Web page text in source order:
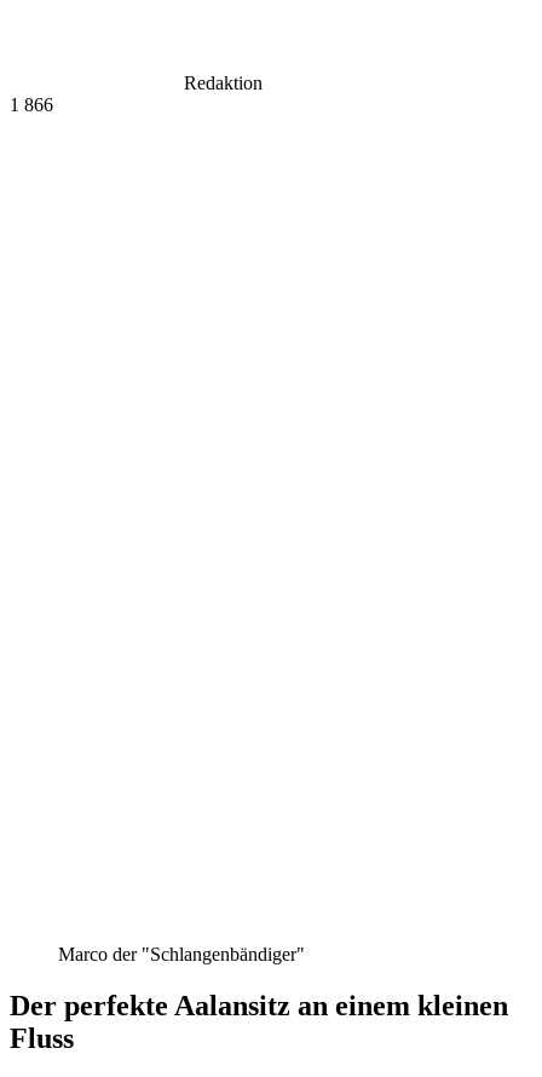
Redaktion
1 866
Marco der "Schlangenbändiger"
Der perfekte Aalansitz an einem kleinen
Fluss